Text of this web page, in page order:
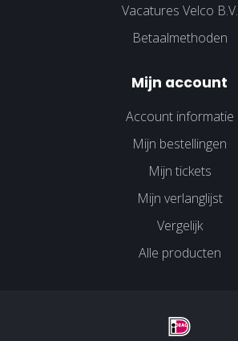
Vacatures Velco B.V.
Betaalmethoden
Mijn account
Account informatie
Mijn bestellingen
Mijn tickets
Mijn verlanglijst
Vergelijk
Alle producten